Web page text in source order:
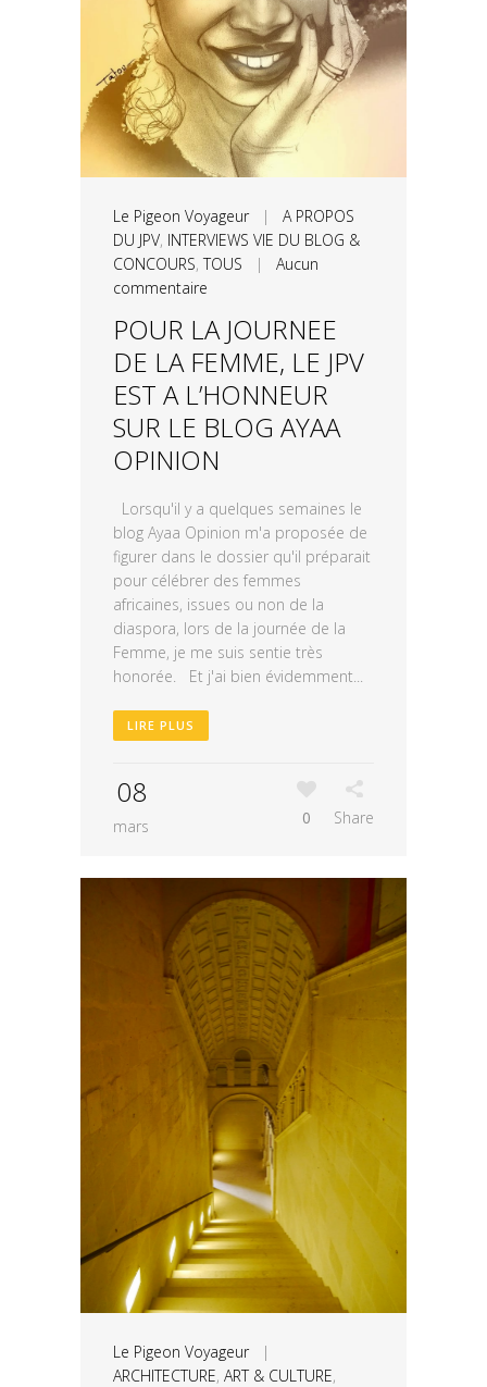
Le Pigeon Voyageur| A PROPOS
DU JPV, INTERVIEWS VIE DU BLOG &
CONCOURS,TOUS | Aucun
commentaire
POUR LA JOURNEE
DE LA FEMME, LE JPV
EST A L’HONNEUR
SUR LE BLOG AYAA
OPINION
Lorsqu'il y a quelques semaines le
blog Ayaa Opinion m'a proposée de
figurer dans le dossier qu'il préparait
pour célébrer des femmes
africaines, issues ou non de la
diaspora, lors de la journée de la
Femme, je me suis sentie très
honorée. Et j'ai bien évidemment...
LIRE PLUS
08
mars 0 Share
Le Pigeon Voyageur|
ARCHITECTURE, ART & CULTURE,